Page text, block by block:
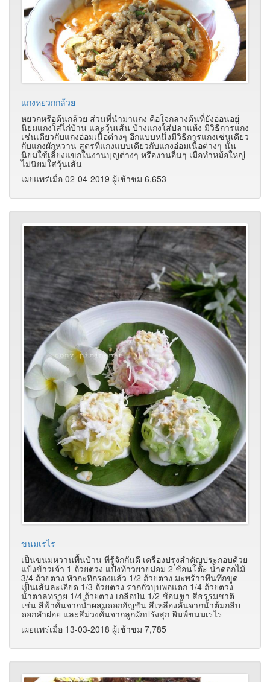
แกงหยวกกล้วย
หยวกหรือต้นกล้วย ส่วนที่นำมาแกง คือใจกลางต้นที่ยังอ่อนอยู่
นิยมแกงใส่ไก่บ้าน และวุ้นเส้น บ้างแกงใส่ปลาแห้ง มีวิธีการแกง
เช่นเดียวกับแกงอ่อมเนื้อต่างๆ อีกแบบหนึ่งมีวิธีการแกงเช่นเดียว
กับแกงผักหวาน สูตรที่แกงแบบเดียวกับแกงอ่อมเนื้อต่างๆ นั้น
นิยมใช้เลี้ยงแขกในงานบุญต่างๆ หรืองานอื่นๆ เมื่อทำหม้อใหญ่
ไม่นิยมใส่วุ้นเส้น
เผยแพร่เมื่อ 02-04-2019 ผู้เช้าชม 6,653
ขนมเรไร
เป็นขนมหวานพื้นบ้าน ที่รู้จักกันดี เครื่องปรุงสำคัญประกอบด้วย
แป้งข้าวเจ้า 1 ถ้วยตวง แป้งท้าวยายม่อม 2 ช้อนโต๊ะ น้ำดอกไม้
3/4 ถ้วยตวง หัวกะทิกรองแล้ว 1/2 ถ้วยตวง มะพร้าวทึนทึกขูด
เป็นเส้นละเอียด 1/3 ถ้วยตวง รากถั่วบุบพอแตก 1/4 ถ้วยตวง
น้ำตาลทราย 1/4 ถ้วยตวง เกลือป่น 1/2 ช้อนชา สีธรรมชาติ
เช่น สีฟ้าคั้นจากน้ำผสมดอกอัญชัน สีเหลืองคั้นจากน้ำต้มกลีบ
ดอกคำฝอย และสีม่วงคั้นจากลูกผักปรังสุก พิมพ์ขนมเรไร
เผยแพร่เมื่อ 13-03-2018 ผู้เช้าชม 7,785